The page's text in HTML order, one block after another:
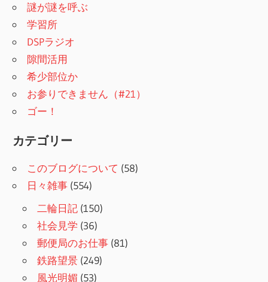
謎が謎を呼ぶ
学習所
DSPラジオ
隙間活用
希少部位か
お参りできません（#21）
ゴー！
カテゴリー
このブログについて (58)
日々雑事 (554)
二輪日記 (150)
社会見学 (36)
郵便局のお仕事 (81)
鉄路望景 (249)
風光明媚 (53)